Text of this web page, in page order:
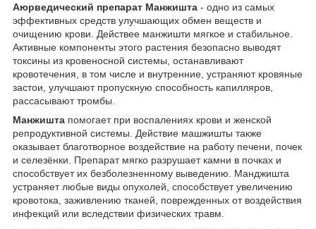
Аюрведический препарат Манжишта - одно из самых
эффективных средств улучшающих обмен веществ и
очищению крови. Действее манжишти мягкое и стабильное.
Активные компоненты этого растения безопасно выводят
токсины из кровеносной системы, останавливают
кровотечения, в том числе и внутренние, устраняют кровяные
застои, улучшают пропускную способность капилляров,
рассасывают тромбы.
Манжишта помогает при воспалениях крови и женской
репродуктивной системы. Действие машжишты также
оказывает благотворное воздействие на работу печени, почек
и селезёнки. Препарат мягко разрушает камни в почках и
способствует их безболезненному выведению. Манджишта
устраняет любые виды опухолей, способствует увеличению
кровотока, заживлению тканей, поврежденных от воздействия
инфекций или вследствии физических травм.